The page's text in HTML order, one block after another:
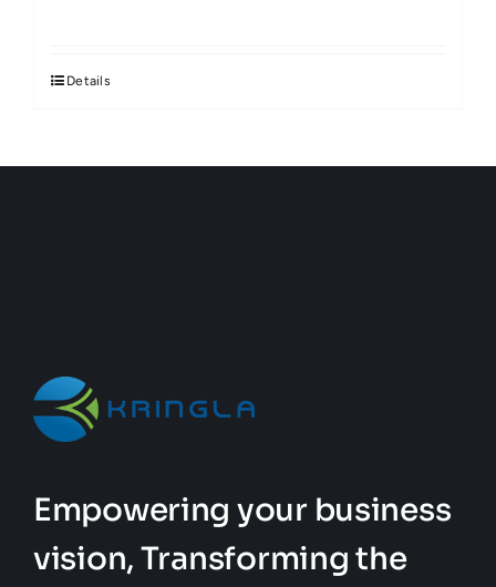
Details
Empowering your business
vision, Transforming the